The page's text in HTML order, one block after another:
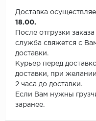
Доставка
18.00.
После отгрузки
служба свяжется с
доставки.
Курьер перед
доставки, при
2 часа до доставки.
Если Вам нужны
заранее.